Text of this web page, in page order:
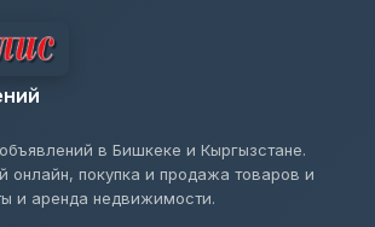
в Бишкеке и Кыргызстане.
онлайн, покупка и продажа товаров и
и аренда недвижимости.